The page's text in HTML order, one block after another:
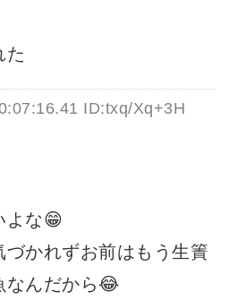
た
ID:txq/Xq+3H
よな😁
かれずお前はもう生簀
なんだから😂